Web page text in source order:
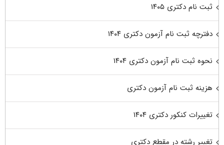
ثبت نام دکتری ۱۴۰۵
دفترچه ثبت نام آزمون دکتری ۱۴۰۴
نحوه ثبت نام آزمون دکتری ۱۴۰۴
هزینه ثبت نام آزمون دکتری
تغییرات کنکور دکتری ۱۴۰۴
تغییر رشته در مقطع دکتری